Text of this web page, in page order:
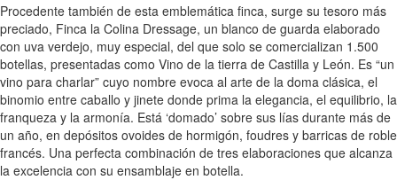
Procedente también de esta emblemática finca, surge su tesoro más
preciado, Finca la Colina Dressage, un blanco de guarda elaborado
con uva verdejo, muy especial, del que solo se comercializan 1.500
botellas, presentadas como Vino de la tierra de Castilla y León. Es “un
vino para charlar” cuyo nombre evoca al arte de la doma clásica, el
binomio entre caballo y jinete donde prima la elegancia, el equilibrio, la
franqueza y la armonía. Está ‘domado’ sobre sus lías durante más de
un año, en depósitos ovoides de hormigón, foudres y barricas de roble
francés. Una perfecta combinación de tres elaboraciones que alcanza
la excelencia con su ensamblaje en botella.